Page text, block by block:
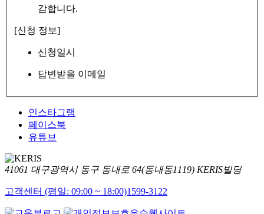
감합니다.
[신청 정보]
신청일시
답변받을 이메일
인스타그램
페이스북
유튜브
41061 대구광역시 동구 동내로 64(동내동1119) KERIS빌딩
고객센터 (평일: 09:00 ~ 18:00)1599-3122